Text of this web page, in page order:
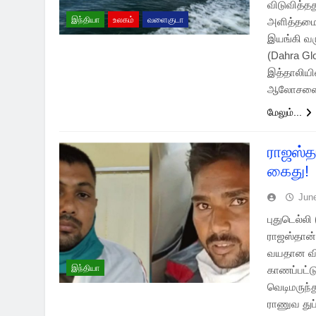
இந்தியா உலகம் வளைகுடா
இயங்கி
(Dahra
ஆலோசனை
மேலும்...
இந்தியா
கைது!
வயதான
ராணுவ